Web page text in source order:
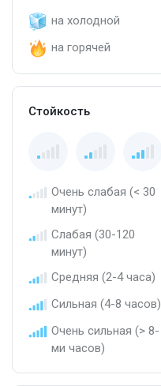
на холодной
на горячей
Стойкость
Очень слабая (< 30
минут)
Слабая (30-120
минут)
Средняя (2-4 часа)
Сильная (4-8 часов)
Очень сильная (> 8-
ми часов)